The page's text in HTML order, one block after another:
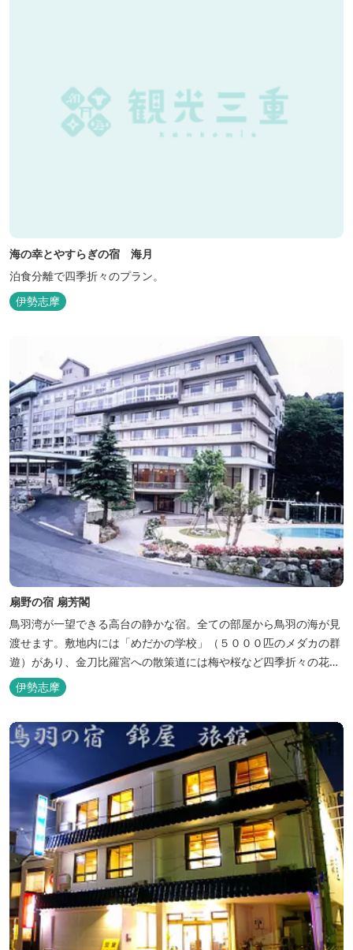
海の幸とやすらぎの宿 海月
泊食分離で四季折々のプラン。
伊勢志摩
扇野の宿 扇芳閣
鳥羽湾が一望できる高台の静かな宿。全ての部屋から鳥羽の海が見
渡せます。敷地内には「めだかの学校」（５０００匹のメダカの群
遊）があり、金刀比羅宮への散策道には梅や桜など四季折々の花が
咲き誇り、ここ扇野ならではの懐かしい風景と感動に出会うことが
出来ます。 扇野温泉”初蕾の湯”では、水琴窟の音に耳をすませてみ
てください。ユニバーサルルーム、露天風呂付客室もあります。
伊勢志摩